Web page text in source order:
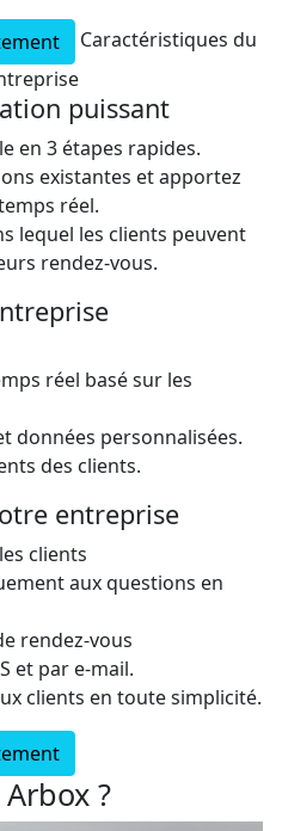
Caractéristiques du
puissant
en 3 étapes rapides.
existantes et apportez
réel.
lequel les clients peuvent
rendez-vous.
réel basé sur les
données personnalisées.
des clients.
entreprise
clients
aux questions en
rendez-vous
et par e-mail.
clients en toute simplicité.
?